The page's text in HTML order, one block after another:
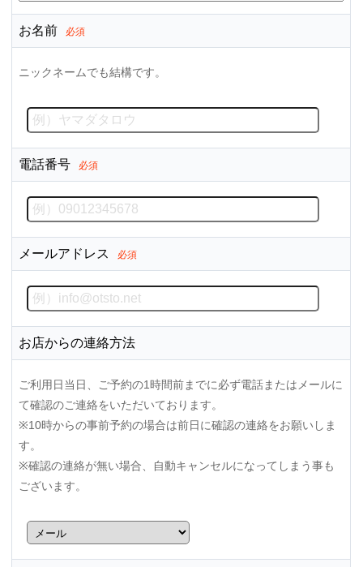
お名前 必須
ニックネームでも結構です。
電話番号 必須
メールアドレス 必須
お店からの連絡方法
ご利用日当日、ご予約の1時間前までに必ず電話またはメールに
て確認のご連絡をいただいております。
※10時からの事前予約の場合は前日に確認の連絡をお願いしま
す。
※確認の連絡が無い場合、自動キャンセルになってしまう事も
ございます。